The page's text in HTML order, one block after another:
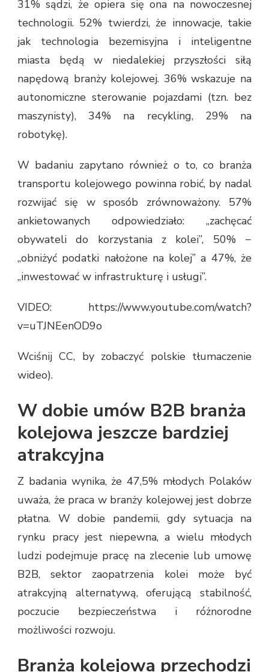
31% sądzi, że opiera się ona na nowoczesnej
technologii. 52% twierdzi, że innowacje, takie
jak technologia bezemisyjna i inteligentne
miasta będą w niedalekiej przyszłości siłą
napędową branży kolejowej. 36% wskazuje na
autonomiczne sterowanie pojazdami (tzn. bez
maszynisty), 34% na recykling, 29% na
robotykę).
W badaniu zapytano również o to, co branża
transportu kolejowego powinna robić, by nadal
rozwijać się w sposób zrównoważony. 57%
ankietowanych odpowiedziało: „zachęcać
obywateli do korzystania z kolei”, 50% −
„obniżyć podatki nałożone na kolej” a 47%, że
„inwestować w infrastrukturę i usługi”.
VIDEO: https://www.youtube.com/watch?
v=uTJNEenOD9o
Wciśnij CC, by zobaczyć polskie tłumaczenie
wideo).
W dobie umów B2B branża
kolejowa jeszcze bardziej
atrakcyjna
Z badania wynika, że 47,5% młodych Polaków
uważa, że praca w branży kolejowej jest dobrze
płatna. W dobie pandemii, gdy sytuacja na
rynku pracy jest niepewna, a wielu młodych
ludzi podejmuje pracę na zlecenie lub umowę
B2B, sektor zaopatrzenia kolei może być
atrakcyjną alternatywą, oferującą stabilność,
poczucie bezpieczeństwa i różnorodne
możliwości rozwoju.
Branża kolejowa przechodzi